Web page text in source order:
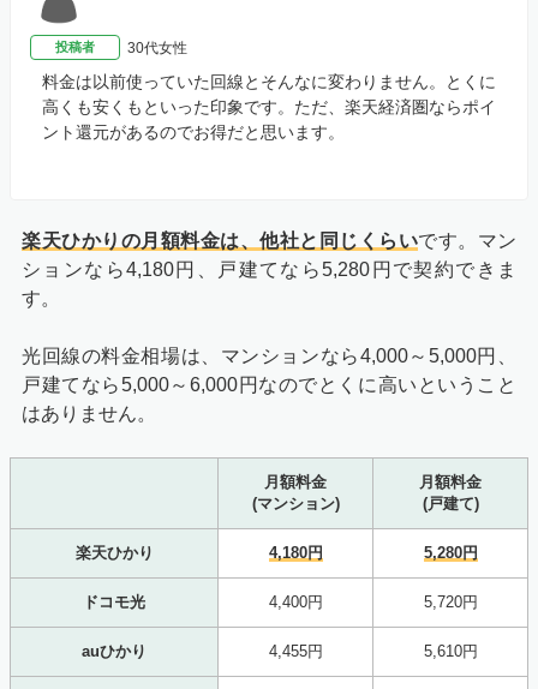
投稿者 30代女性
料金は以前使っていた回線とそんなに変わりません。とくに
高くも安くもといった印象です。ただ、楽天経済圏ならポイ
ント還元があるのでお得だと思います。
楽天ひかりの月額料金は、他社と同じくらいです。マン
ションなら4,180円、戸建てなら5,280円で契約できま
す。
光回線の料金相場は、マンションなら4,000～5,000円、
戸建てなら5,000～6,000円なのでとくに高いということ
はありません。
月額料金
(マンション)
月額料金
(戸建て)
楽天ひかり 4,180円 5,280円
ドコモ光 4,400円 5,720円
auひかり 4,455円 5,610円